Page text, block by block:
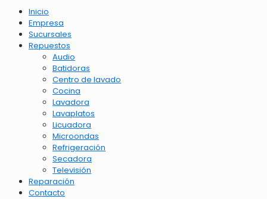
Inicio
Empresa
Sucursales
Repuestos
Audio
Batidoras
Centro de lavado
Cocina
Lavadora
Lavaplatos
Licuadora
Microondas
Refrigeración
Secadora
Televisión
Reparación
Contacto